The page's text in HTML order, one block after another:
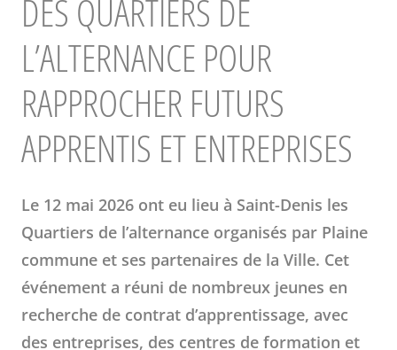
DES QUARTIERS DE
L’ALTERNANCE POUR
RAPPROCHER FUTURS
APPRENTIS ET ENTREPRISES
Le 12 mai 2026 ont eu lieu à Saint-Denis les
Quartiers de l’alternance organisés par Plaine
commune et ses partenaires de la Ville. Cet
événement a réuni de nombreux jeunes en
recherche de contrat d’apprentissage, avec
des entreprises, des centres de formation et